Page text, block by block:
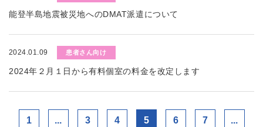
能登半島地震被災地へのDMAT派遣について
2024.01.09 患者さん向け
2024年２月１日から有料個室の料金を改定します
1 ... 3 4 5 6 7 ...